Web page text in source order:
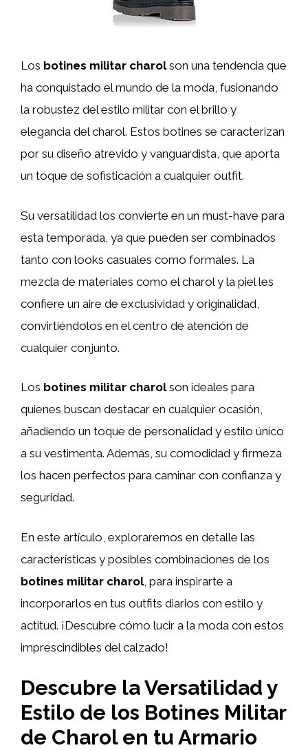
Los botines militar charolson una tendencia que
ha conquistado el mundo de la moda, fusionando
la robustez del estilo militar con el brillo y
elegancia del charol. Estos botines se caracterizan
por su diseño atrevido y vanguardista, que aporta
un toque de sofisticación a cualquier outfit.
Su versatilidad los convierte en un must-have para
esta temporada, ya que pueden ser combinados
tanto con looks casuales como formales. La
mezcla de materiales como el charol y la piel les
confiere un aire de exclusividad y originalidad,
convirtiéndolos en el centro de atención de
cualquier conjunto.
Los botines militar charolson ideales para
quienes buscan destacar en cualquier ocasión,
añadiendo un toque de personalidad y estilo único
a su vestimenta. Además, su comodidad y firmeza
los hacen perfectos para caminar con confianza y
seguridad.
En este artículo, exploraremos en detalle las
características y posibles combinaciones de los
botines militar charol, para inspirarte a
incorporarlos en tus outfits diarios con estilo y
actitud. ¡Descubre cómo lucir a la moda con estos
imprescindibles del calzado!
Descubre la Versatilidad y
Estilo de los Botines Militar
de Charol en tu Armario